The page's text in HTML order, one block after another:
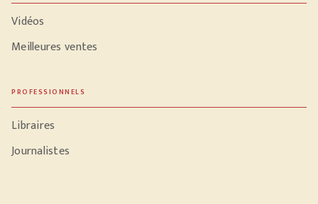
Vidéos
Meilleures ventes
PROFESSIONNELS
Libraires
Journalistes